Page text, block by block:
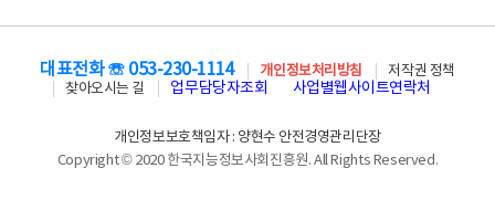
대표전화 ☏ 053-230-1114 개인정보처리방침
저작권 정책
찾아오시는 길
업무담당자조회 사업별웹사이트연락처
개인정보보호책임자 : 양현수 안전경영관리단장
Copyright © 2020 한국지능정보사회진흥원. All Rights Reserved.